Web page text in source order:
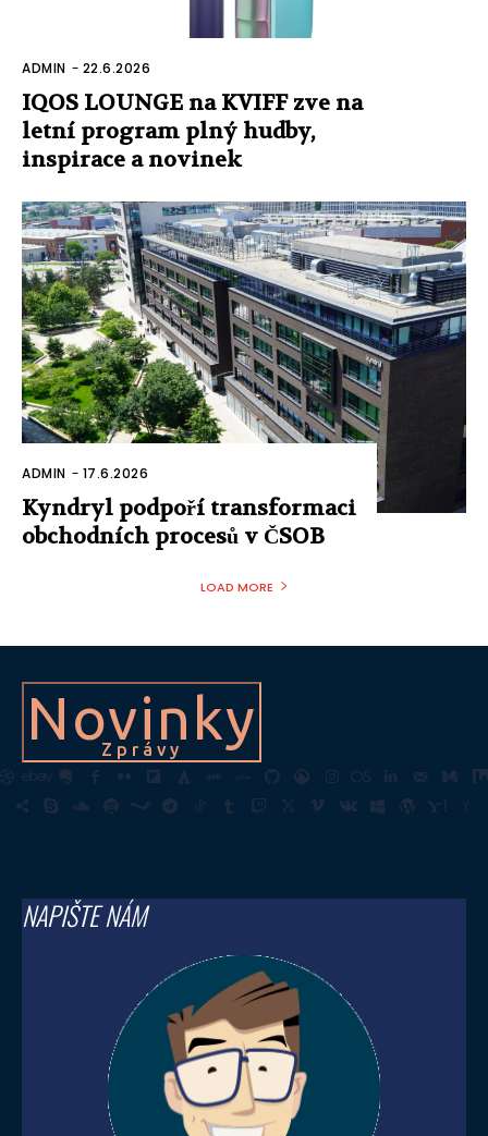
ADMIN - 22.6.2026
IQOS LOUNGE na KVIFF zve na
letní program plný hudby,
inspirace a novinek
ADMIN - 17.6.2026
Kyndryl podpoří transformaci
obchodních procesů v ČSOB
LOAD MORE
Novinky
Zprávy
NAPIŠTE NÁM